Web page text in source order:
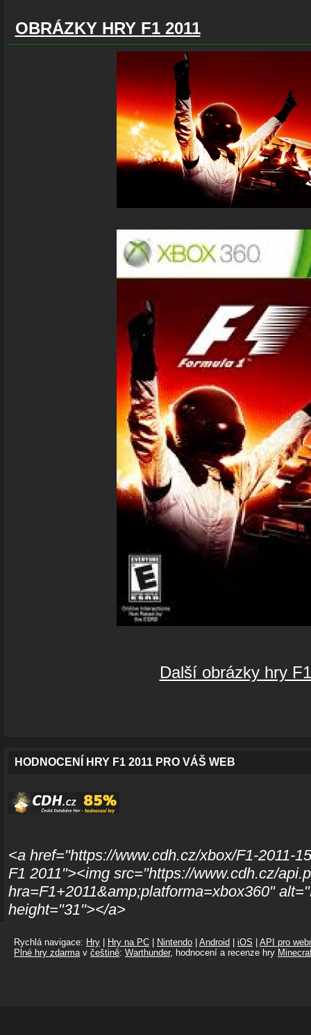
OBRÁZKY HRY F1 2011
Další obrázky hry
HODNOCENÍ HRY F1 2011 PRO VÁŠ WEB
<a href="https://www.cdh.cz/xbox/F1-2011-
F1 2011"><img src="https://www.cdh.cz/
hra=F1+2011&amp;platforma=xbox360"
height="31"></a>
Rychlá navigace: Hry Hry na PC Nintendo Android iOS
API pro
Plné hry zdarmav češtině: Warthunder, hodnocení a recenze hry